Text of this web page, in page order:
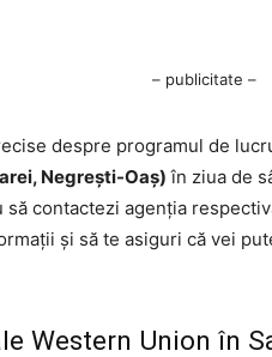
– publicitate –
despre programul de
Negrești-Oaș) în ziua de
să contactezi agenția
și să te asiguri că vei
Western Union în